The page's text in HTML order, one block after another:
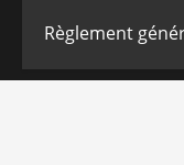
Règlement